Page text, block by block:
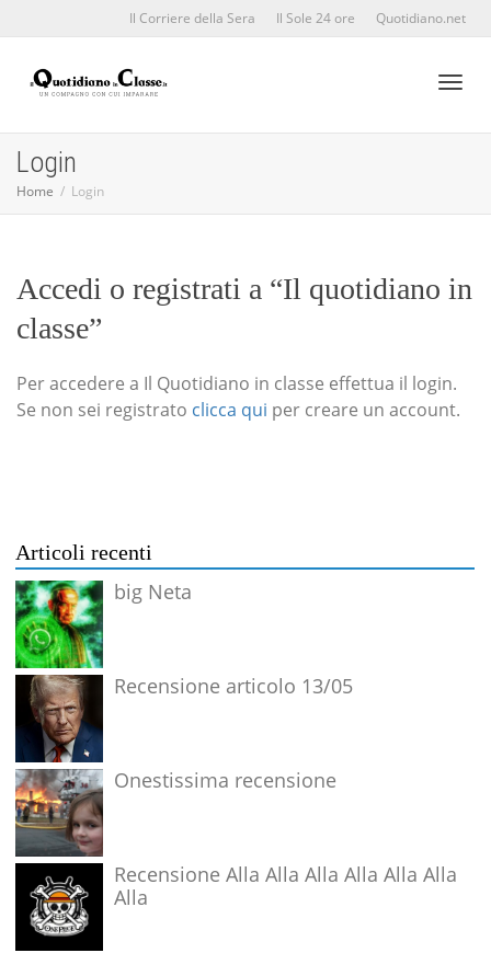
Il Corriere della Sera Il Sole 24 ore Quotidiano.net
Login
Home Login
Accedi o registrati a “Il quotidiano in
classe”
Per accedere a Il Quotidiano in classe effettua il login.
Se non sei registrato clicca qui per creare un account.
Articoli recenti
big Neta
Recensione articolo 13/05
Onestissima recensione
Recensione Alla Alla Alla Alla Alla Alla
Alla